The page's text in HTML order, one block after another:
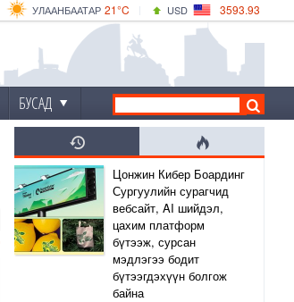
21°C
УЛААНБААТАР
24°C
ДАРХАН
21°C
ЭРДЭНЭТ
USD 3593.93
4149.01
БУСАД
Цонжин Кибер Боардинг
Сургуулийн сурагчид
вебсайт, AI шийдэл,
цахим платформ
бүтээж, сурсан
мэдлэгээ бодит
бүтээгдэхүүн болгож
байна